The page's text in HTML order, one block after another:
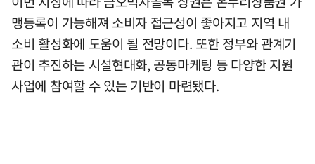
맹등록이 가능해져 소비자 접근성이 좋아지고 지역 내
소비 활성화에 도움이 될 전망이다. 또한 정부와 관계기
관이 추진하는 시설현대화, 공동마케팅 등 다양한 지원
사업에 참여할 수 있는 기반이 마련됐다.